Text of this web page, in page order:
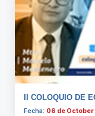
II COLOQUIO DE
Fecha: 06 de